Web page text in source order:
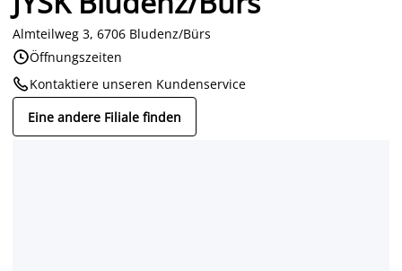
Almteilweg 3, 6706 Bludenz/Bürs
Öffnungszeiten
Kontaktiere unseren Kundenservice
Eine andere Filiale finden